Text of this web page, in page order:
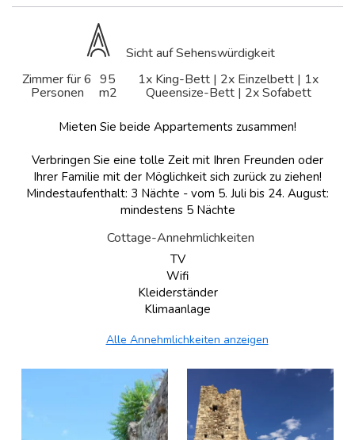
Sicht auf Sehenswürdigkeit
Zimmer für 6
Personen
95
m2
1x King-Bett | 2x Einzelbett | 1x
Queensize-Bett| 2x Sofabett
Mieten Sie beide Appartements zusammen!
Verbringen Sie eine tolle Zeit mit Ihren Freunden oder
Ihrer Familie mit der Möglichkeit sich zurück zu ziehen!
Mindestaufenthalt: 3 Nächte - vom 5. Juli bis 24. August:
mindestens 5 Nächte
Cottage-Annehmlichkeiten
TV
Wifi
Kleiderständer
Klimaanlage
Alle Annehmlichkeiten anzeigen